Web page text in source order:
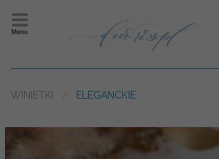
Menu
WINIETKI ELEGANCKIE